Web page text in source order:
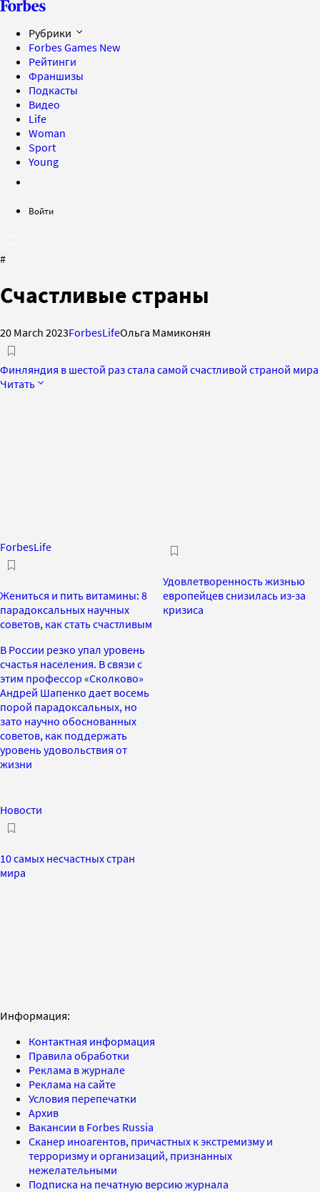
Рубрики
Forbes Games New
Рейтинги
Франшизы
Подкасты
Видео
Life
Woman
Sport
Young
Войти
#
Счастливые страны
20 March 2023ForbesLifeОльга Мамиконян
Финляндия в шестой раз стала самой счастливой страной мира
Читать
ForbesLife
Жениться и пить витамины: 8
парадоксальных научных
советов, как стать счастливым
В России резко упал уровень
счастья населения. В связи с
этим профессор «Сколково»
Андрей Шапенко дает восемь
порой парадоксальных, но
зато научно обоснованных
советов, как поддержать
уровень удовольствия от
жизни
Удовлетворенность жизнью
европейцев снизилась из-за
кризиса
Новости
10 самых несчастных стран
мира
Информация:
Контактная информация
Правила обработки
Реклама в журнале
Реклама на сайте
Условия перепечатки
Архив
Вакансии в Forbes Russia
Сканер иноагентов, причастных к экстремизму и
терроризму и организаций, признанных
нежелательными
Подписка на печатную версию журнала